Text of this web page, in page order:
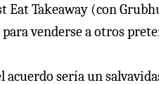
Eat Takeaway (con
venderse a otros
sería un